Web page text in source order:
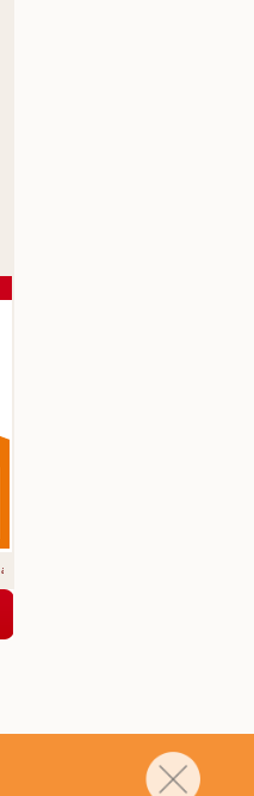
nur 5,95 € für 3 Tage!